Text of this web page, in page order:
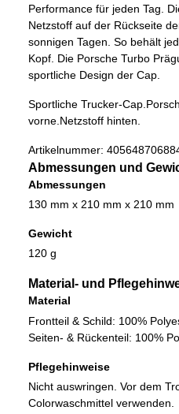
Performance für jeden Tag.
Netzstoff auf der Rückseite
sonnigen Tagen. So behält
Kopf. Die Porsche Turbo
sportliche Design der Cap.
Sportliche Trucker-Cap.
vorne.Netzstoff hinten.
Artikelnummer:
Abmessungen und
Abmessungen
130 mm x 210 mm x 210 mm
Gewicht
120 g
Material- und
Material
Frontteil & Schild: 100%
Seiten- & Rückenteil: 100%
Pflegehinweise
Nicht auswringen. Vor dem
Colorwaschmittel verwenden.